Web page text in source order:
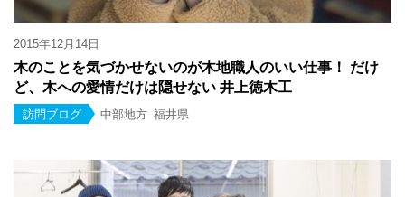
2015年12月14日
木のことを気づかせないのが木地職人のいい仕事！ だけ
ど、木への愛情だけは隠せない 井上徳木工
訪問ブログ 中部地方 福井県